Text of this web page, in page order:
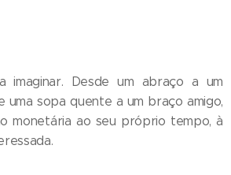
imaginar. Desde um abraço a um
uma sopa quente a um braço amigo,
monetária ao seu próprio tempo, à